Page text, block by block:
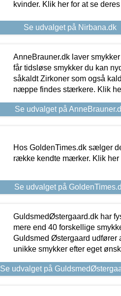
kvinder. Klik her for at se
Se udvalget på Nirbana.dk
AnneBrauner.dk laver
får tidsløse smykker du kan
såkaldt Zirkoner som også
næppe findes stærkere. Klik
Se udvalget på
Hos GoldenTimes.dk sælger
række kendte mærker. Klik her
Se udvalget på
GuldsmedØstergaard.dk har
mere end 40 forskellige
Guldsmed Østergaard udfører
unikke smykker efter eget
Se udvalget på